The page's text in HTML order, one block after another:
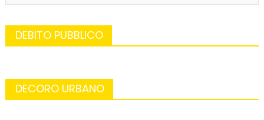
DEBITO PUBBLICO
DECORO URBANO